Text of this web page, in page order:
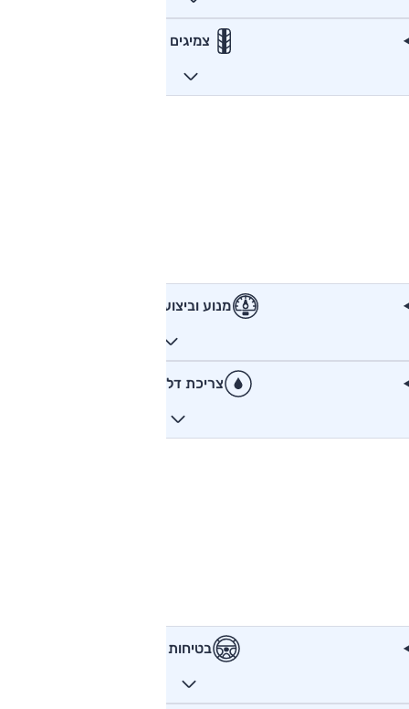
צמיגים
מנוע וביצועים
צריכת דלק
בטיחות